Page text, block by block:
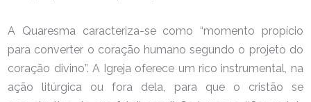
A Quaresma caracteriza-se como “momento propício
para converter o coração humano segundo o projeto do
coração divino”. A Igreja oferece um rico instrumental, na
ação litúrgica ou fora dela, para que o cristão se